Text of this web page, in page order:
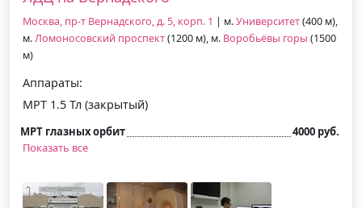
Москва, пр-т Вернадского, д. 5, корп. 1 | м.Университет(400 м),
м.Ломоносовский проспект(1200 м), м. Воробьёвы горы (1500
м)
Аппараты:
МРТ 1.5 Тл (закрытый)
МРТ глазных орбит
4000 руб.
Показать все